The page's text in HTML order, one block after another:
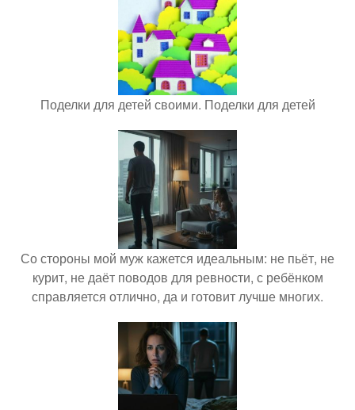
Поделки для детей своими. Поделки для детей
Со стороны мой муж кажется идеальным: не пьёт, не
курит, не даёт поводов для ревности, с ребёнком
справляется отлично, да и готовит лучше многих.